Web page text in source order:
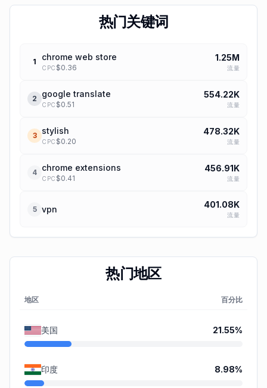
热门关键词
1 chrome web store
CPC $0.36
1.25M
流量
2 google translate
CPC $0.51
554.22K
流量
3 stylish
CPC $0.20
478.32K
流量
4 chrome extensions
CPC $0.41
456.91K
流量
5 vpn 401.08K
流量
热门地区
地区 百分比
美国 21.55%
印度 8.98%